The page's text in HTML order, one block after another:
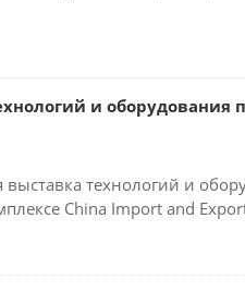
и
выставка технологий и
China Import and